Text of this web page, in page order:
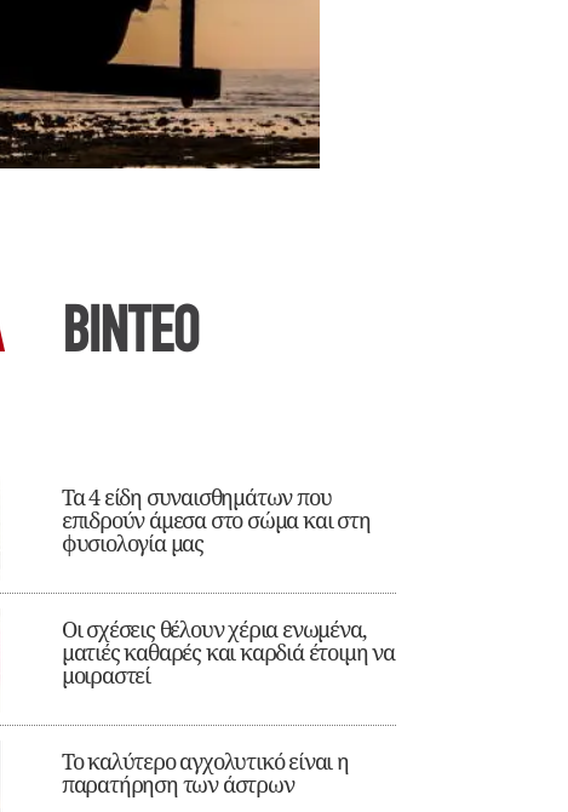
ΒΙΝΤΕΟ
Τα 4 είδη συναισθημάτων που
επιδρούν άμεσα στο σώμα και στη
φυσιολογία μας
Οι σχέσεις θέλουν χέρια ενωμένα,
ματιές καθαρές και καρδιά έτοιμη να
μοιραστεί
Το καλύτερο αγχολυτικό είναι η
παρατήρηση των άστρων